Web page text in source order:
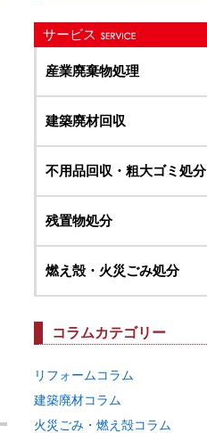
サービス
産業廃棄物処理
建築廃材回収
不用品回収・粗大ゴミ処分
残置物処分
燃え殻・火災ごみ処分
コラムカテゴリー
リフォームコラム
建築廃材コラム
火災ごみ・燃え殻コラム